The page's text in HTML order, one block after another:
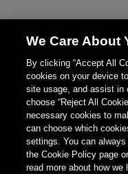
We Care About
By clicking “Accept All
cookies on your device
site usage, and assist in
choose “Reject All
necessary cookies to
can choose which
settings. You can
the Cookie Policy page
read more about how